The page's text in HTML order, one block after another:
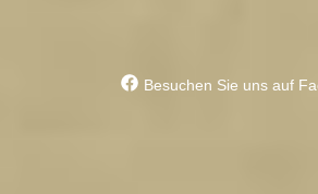
Besuchen Sie uns auf